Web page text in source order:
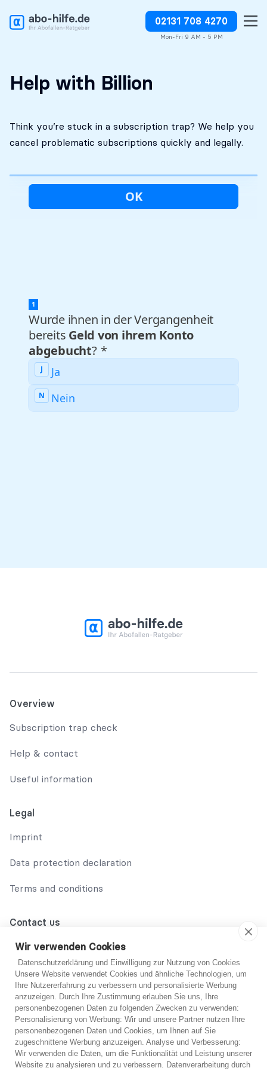
02131 708 4270
Mon-Fri 9 AM - 5 PM
Free initial
No costs without your
Stop charges or request
refunds
Help with Billion
Think you’re stuck in a subscription trap? We help you
cancel problematic subscriptions quickly and legally.
You are not sure?
If you are unsure, you can get free advice from one
Overview
Subscription trap check
Help & contact
Useful information
Legal
Imprint
Data protection declaration
Terms and conditions
Contact us
02131 708 42 70
support@abo-hilfe.de
© 2021 abo-hilfe.de
*Note: abo-hilfe.de serves as an informative website. The
consumer receives information and tips and tricks on the
Wir verwenden Cookies
Datenschutzerklärung und Einwilligung zur Nutzung von Cookies
Unsere Website verwendet Cookies und ähnliche Technologien, um
Ihre Nutzererfahrung zu verbessern und personalisierte Werbung
anzuzeigen. Durch Ihre Zustimmung erlauben Sie uns, Ihre
personenbezogenen Daten zu folgenden Zwecken zu verwenden:
Personalisierung von Werbung: Wir und unsere Partner nutzen Ihre
personenbezogenen Daten und Cookies, um Ihnen auf Sie
zugeschnittene Werbung anzuzeigen. Analyse und Verbesserung:
Wir verwenden die Daten, um die Funktionalität und Leistung unserer
Website zu analysieren und zu verbessern. Datenverarbeitung durch